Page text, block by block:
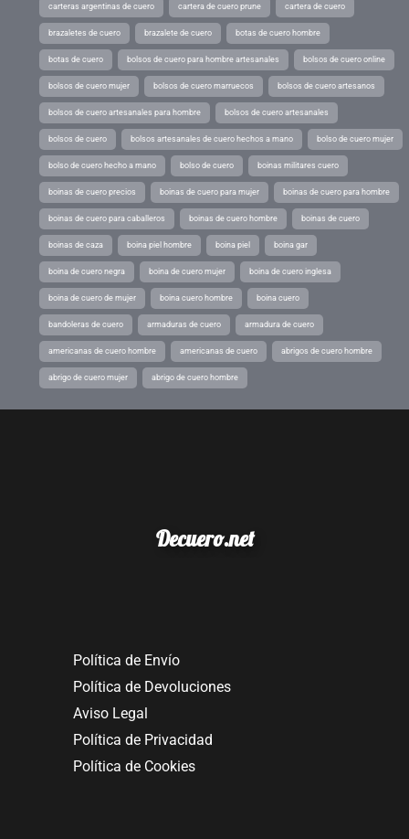
carteras argentinas de cuero cartera de cuero prune cartera de cuero
brazaletes de cuero brazalete de cuero botas de cuero hombre
botas de cuero bolsos de cuero para hombre artesanales bolsos de cuero online
bolsos de cuero mujer bolsos de cuero marruecos bolsos de cuero artesanos
bolsos de cuero artesanales para hombre bolsos de cuero artesanales
bolsos de cuero bolsos artesanales de cuero hechos a mano bolso de cuero mujer
bolso de cuero hecho a mano bolso de cuero boinas militares cuero
boinas de cuero precios boinas de cuero para mujer boinas de cuero para hombre
boinas de cuero para caballeros boinas de cuero hombre boinas de cuero
boinas de caza boina piel hombre boina piel boina gar
boina de cuero negra boina de cuero mujer boina de cuero inglesa
boina de cuero de mujer boina cuero hombre boina cuero
bandoleras de cuero armaduras de cuero armadura de cuero
americanas de cuero hombre americanas de cuero abrigos de cuero hombre
abrigo de cuero mujer abrigo de cuero hombre
Decuero.net
Política de Envío
Política de Devoluciones
Aviso Legal
Política de Privacidad
Política de Cookies